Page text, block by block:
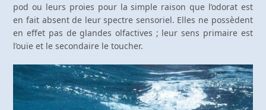
pod ou leurs proies pour la simple raison que l’odorat est
en fait absent de leur spectre sensoriel. Elles ne possèdent
en effet pas de glandes olfactives ; leur sens primaire est
l’ouïe et le secondaire le toucher.